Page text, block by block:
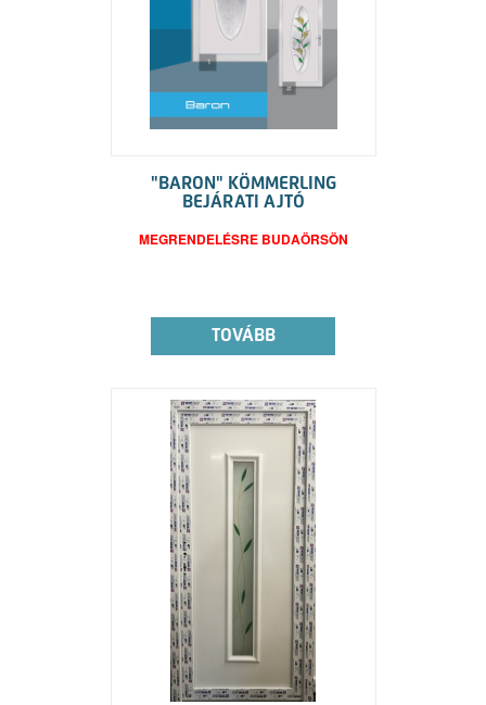
"BARON" KÖMMERLING
BEJÁRATI AJTÓ
MEGRENDELÉSRE BUDAÖRSÖN
TOVÁBB